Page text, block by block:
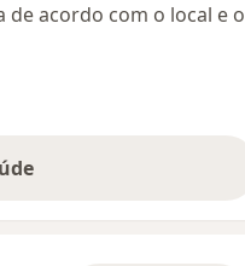
de acordo com o local e o